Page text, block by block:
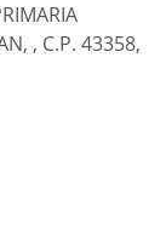
, C.P. 43358,